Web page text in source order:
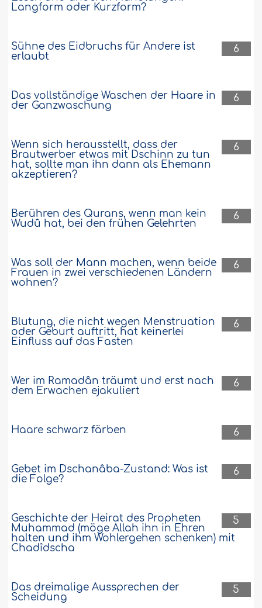
Langform oder Kurzform?
6
Sühne des Eidbruchs für Andere ist
erlaubt
6
Das vollständige Waschen der Haare in
der Ganzwaschung
6
Wenn sich herausstellt, dass der
Brautwerber etwas mit Dschinn zu tun
hat, sollte man ihn dann als Ehemann
akzeptieren?
6
Berühren des Qurans, wenn man kein
Wudû hat, bei den frühen Gelehrten
6
Was soll der Mann machen, wenn beide
Frauen in zwei verschiedenen Ländern
wohnen?
6
Blutung, die nicht wegen Menstruation
oder Geburt auftritt, hat keinerlei
Einfluss auf das Fasten
6
Wer im Ramadân träumt und erst nach
dem Erwachen ejakuliert
6
Haare schwarz färben
6
Gebet im Dschanâba-Zustand: Was ist
die Folge?
5
Geschichte der Heirat des Propheten
Muhammad (möge Allah ihn in Ehren
halten und ihm Wohlergehen schenken) mit
Chadîdscha
5
Das dreimalige Aussprechen der
Scheidung